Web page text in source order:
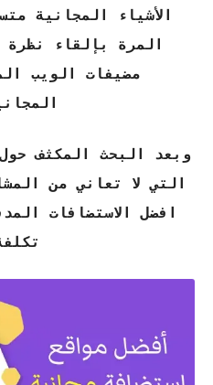
الأشياء المجانية
المرة بإلقاء
مضيفات الويب
وبعد البحث المكثف
التي لا تعاني من
افضل الاستضافات